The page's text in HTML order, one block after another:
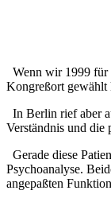
Wenn wir 1999 für
Kongreßort gewählt
In Berlin rief aber
Verständnis und die
Gerade diese
Psychoanalyse.
angepaßten